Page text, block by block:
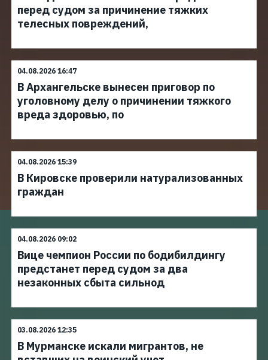
перед судом за причинение тяжких
телесных повреждений,
04.08.2026 16:47
В Архангельске вынесен приговор по
уголовному делу о причинении тяжкого
вреда здоровью, по
04.08.2026 15:39
В Кировске проверили натурализованных
граждан
04.08.2026 09:02
Вице чемпион России по бодибилдингу
предстанет перед судом за два
незаконных сбыта сильнод
03.08.2026 12:35
В Мурманске искали мигрантов, не